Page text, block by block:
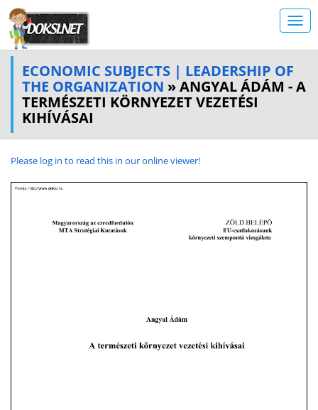
ECONOMIC SUBJECTS | LEADERSHIP OF
THE ORGANIZATION » ANGYAL ÁDÁM - A
TERMÉSZETI KÖRNYEZET VEZETÉSI
KIHÍVÁSAI
Please log in to read this in our online viewer!